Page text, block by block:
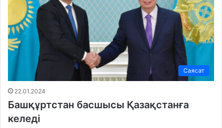
Саясат
22.01.2024
Башқұртстан басшысы Қазақстанға
келеді